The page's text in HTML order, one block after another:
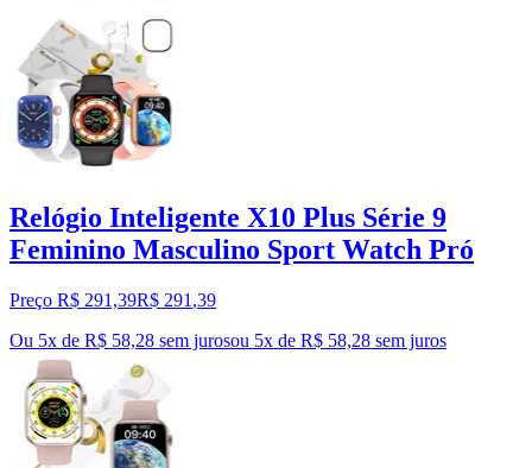
Relógio Inteligente X10 Plus Série 9
Feminino Masculino Sport Watch Pró
Preço R$ 291,39R$ 291 ,39
Ou 5x de R$ 58,28 sem jurosou 5x de R$ 58,28 sem juros